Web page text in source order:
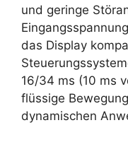
und geringe
das Display
16/34 ms (10 ms
flüssige
dynamischen